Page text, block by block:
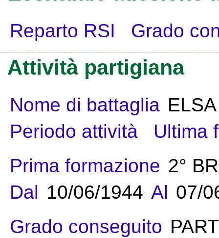
Reparto RSI Grado
Attività partigiana
Nome di battaglia ELSA
Periodo attività
Ultima
Prima formazione 2°
Dal 10/06/1944 Al 07/
Grado conseguito